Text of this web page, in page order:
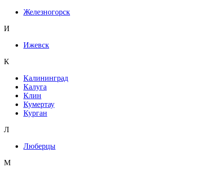
Железногорск
И
Ижевск
К
Калининград
Калуга
Клин
Кумертау
Курган
Л
Люберцы
М